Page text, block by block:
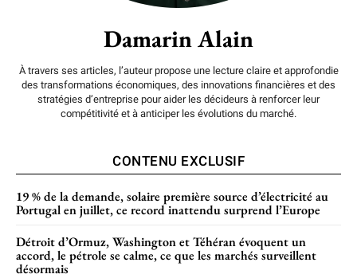
Damarin Alain
À travers ses articles, l’auteur propose une lecture claire et approfondie
des transformations économiques, des innovations financières et des
stratégies d’entreprise pour aider les décideurs à renforcer leur
compétitivité et à anticiper les évolutions du marché.
CONTENU EXCLUSIF
19 % de la demande, solaire première source d’électricité au
Portugal en juillet, ce record inattendu surprend l’Europe
Détroit d’Ormuz, Washington et Téhéran évoquent un
accord, le pétrole se calme, ce que les marchés surveillent
désormais